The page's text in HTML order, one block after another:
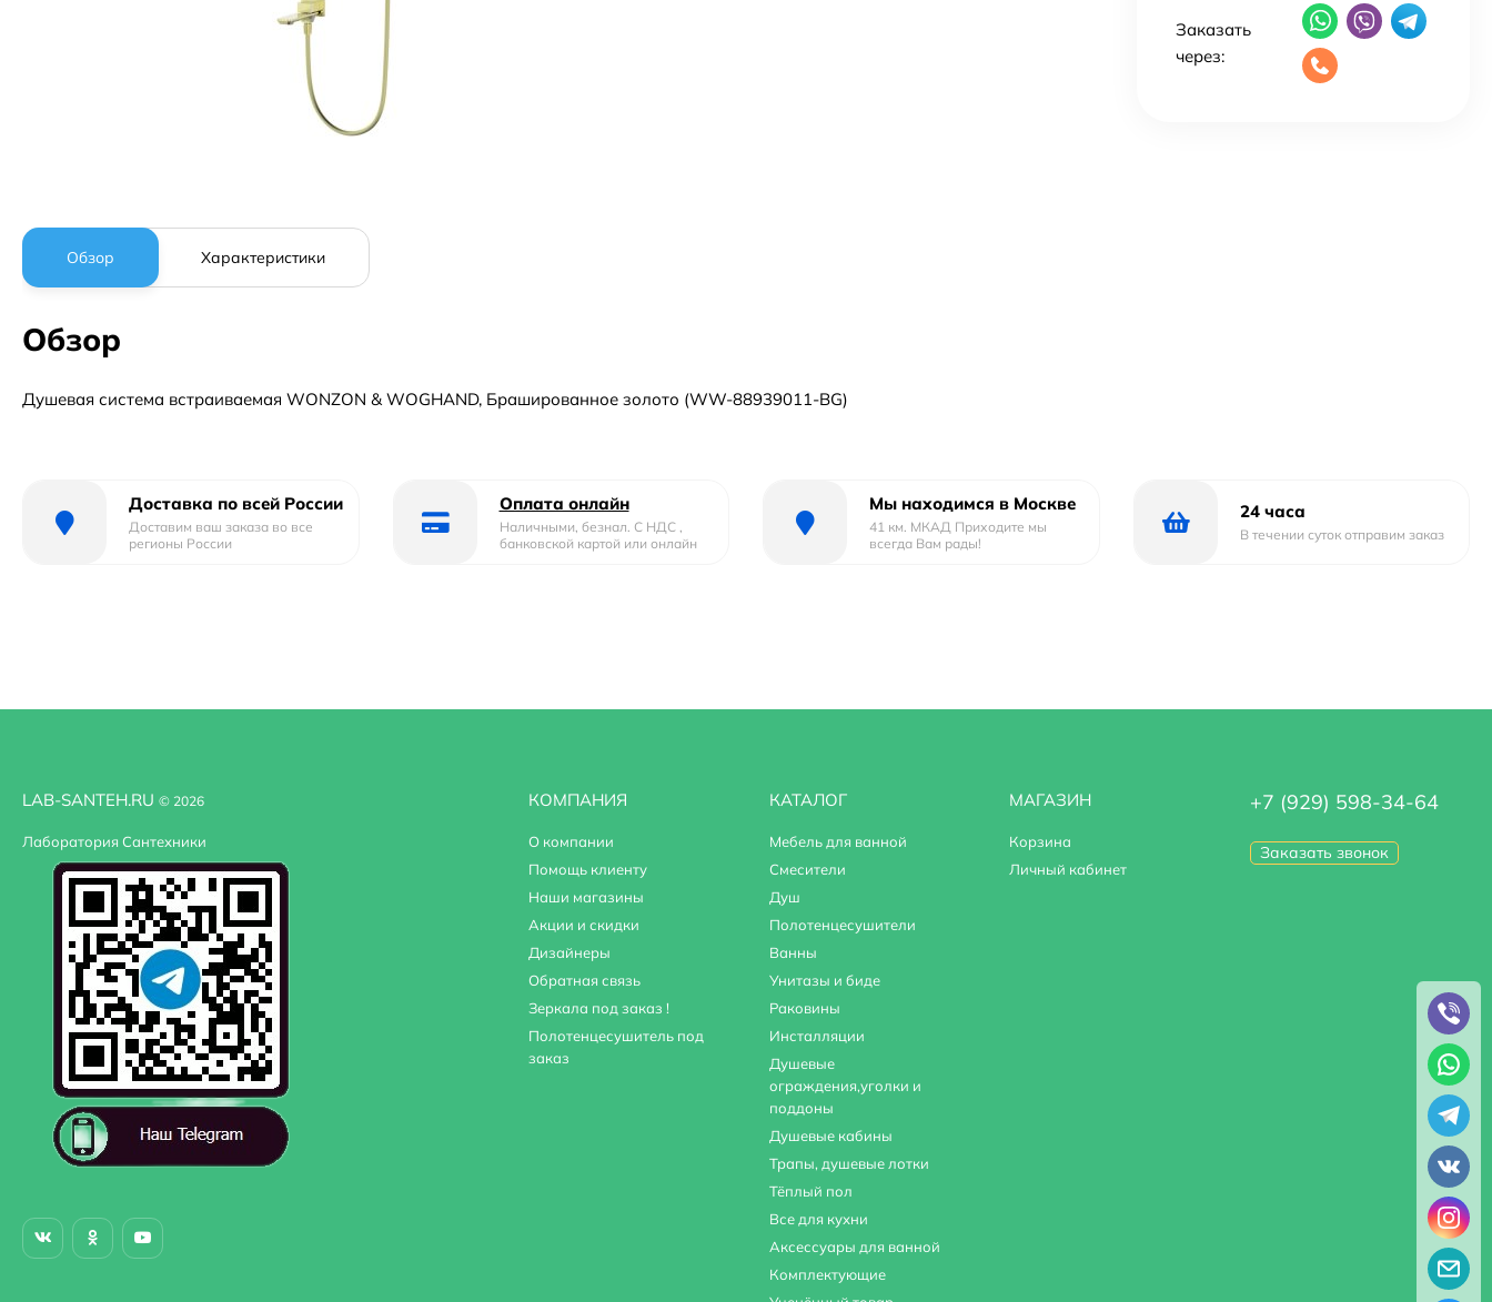
Заказать
через:
Обзор Характеристики
Обзор
Душевая система встраиваемая WONZON & WOGHAND, Брашированное золото (WW-88939011-BG)
Доставка по всей России
Доставим ваш заказа во все
регионы России
Оплата онлайн
Наличными, безнал. С НДС ,
банковской картой или онлайн
Мы находимся в Москве
41 км. МКАД Приходите мы
всегда Вам рады!
24 часа
В течении суток отправим заказ
LAB-SANTEH.RU © 2026
Лаборатория Сантехники
КОМПАНИЯ
О компании
Помощь клиенту
Наши магазины
Акции и скидки
Дизайнеры
Обратная связь
Зеркала под заказ !
Полотенцесушитель под
заказ
КАТАЛОГ
Мебель для ванной
Смесители
Душ
Полотенцесушители
Ванны
Унитазы и биде
Раковины
Инсталляции
Душевые
ограждения,уголки и
поддоны
Душевые кабины
Трапы, душевые лотки
Тёплый пол
Все для кухни
Аксессуары для ванной
Комплектующие
МАГАЗИН
Корзина
Личный кабинет
+7 (929) 598-34-64
Заказать звонок